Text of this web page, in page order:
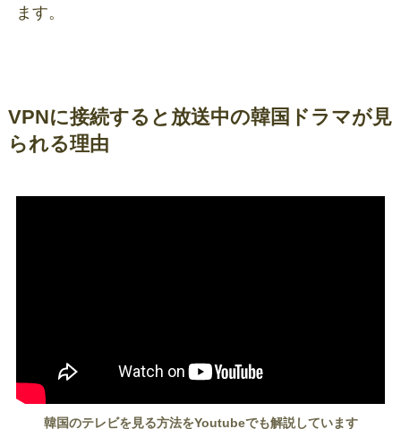
ます。
VPNに接続すると放送中の韓国ドラマが見
られる理由
韓国のテレビを見る方法をYoutubeでも解説しています